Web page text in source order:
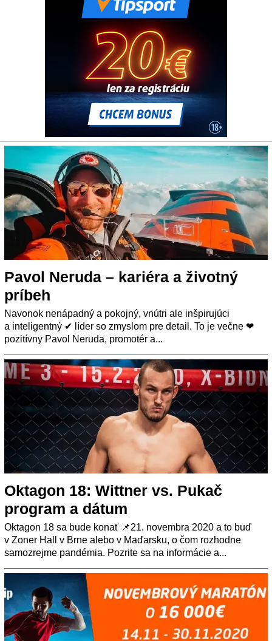
Pavol Neruda – kariéra a životný
príbeh
Navonok nenápadný a pokojný, vnútri ale inšpirujúci
a inteligentný ✔ líder so zmyslom pre detail. To je večne ❤
pozitívny Pavol Neruda, promotér a...
Oktagon 18: Wittner vs. Pukač
program a dátum
Oktagon 18 sa bude konať 📌21. novembra 2020 a to buď
v Zoner Hall v Brne alebo v Maďarsku, o čom rozhodne
samozrejme pandémia. Pozrite sa na informácie a...